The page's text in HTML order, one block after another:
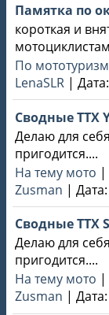
Памятка по
короткая и
По
LenaSLR | Дата:
Сводные ТТХ
Делаю для
пригодится....
На тему мото |
Zusman | Дата:
Сводные ТТХ
Делаю для
пригодится....
На тему мото |
Zusman | Дата: